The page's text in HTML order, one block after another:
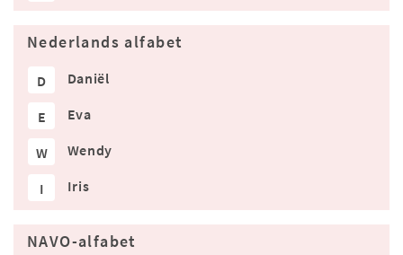
Nederlands alfabet
D Daniël
E Eva
W Wendy
I Iris
NAVO-alfabet